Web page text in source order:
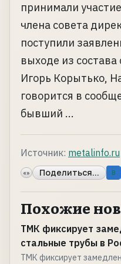
принимали
члена совета
поступили
выходе из
Игорь Корытько,
говорится в
бывший ...
Источник: metalinfo.ru
«» Поделиться... B
Похожие
ТМК фиксирует
стальные трубы в
ТМК фиксирует